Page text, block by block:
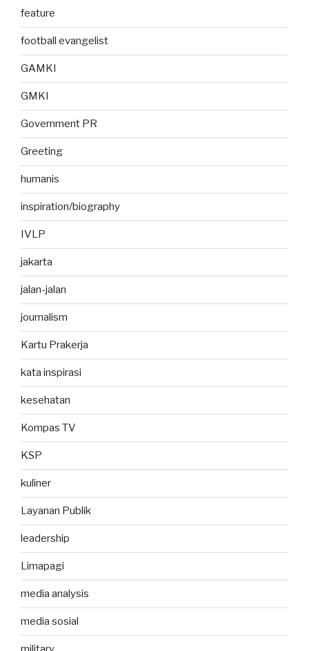
feature
football evangelist
GAMKI
GMKI
Government PR
Greeting
humanis
inspiration/biography
IVLP
jakarta
jalan-jalan
journalism
Kartu Prakerja
kata inspirasi
kesehatan
Kompas TV
KSP
kuliner
Layanan Publik
leadership
Limapagi
media analysis
media sosial